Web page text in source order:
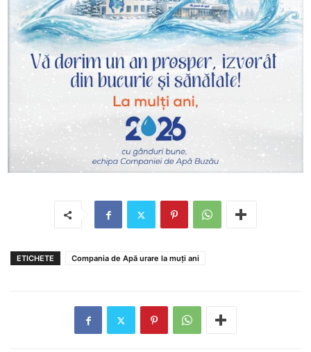
ETICHETE Compania de Apă urare la muți ani